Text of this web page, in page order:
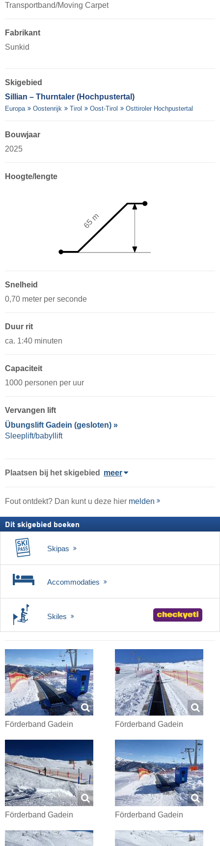
Transportband/Moving Carpet
Fabrikant
Sunkid
Skigebied
Sillian – Thurntaler (Hochpustertal)
Europa Oostenrijk Tirol Oost-Tirol Osttiroler Hochpustertal
Bouwjaar
2025
Hoogte/lengte
65 m
Snelheid
0,70 meter per seconde
Duur rit
ca. 1:40 minuten
Capaciteit
1000 personen per uur
Vervangen lift
Übungslift Gadein (gesloten) »
Sleeplift/babyllift
Plaatsen bij het skigebied meer
Fout ontdekt? Dan kunt u deze hier melden
Dit skigebied boeken
Skipas
Accommodaties
Skiles
Förderband Gadein Förderband Gadein
Förderband Gadein Förderband Gadein